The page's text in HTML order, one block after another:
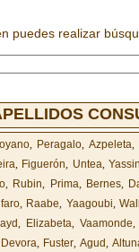
puedes realizar
, Peragalo, Azpeleta,
, Figuerón, Untea,
, Rubin, Prima, Bernes,
, Raabe, Yaagoubi,
, Elizabeta, Vaamonde
Devora, Fuster, Agud,